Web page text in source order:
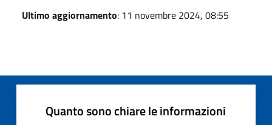
Ultimo aggiornamento: 11 novembre 2024, 08:55
Quanto sono chiare le informazioni